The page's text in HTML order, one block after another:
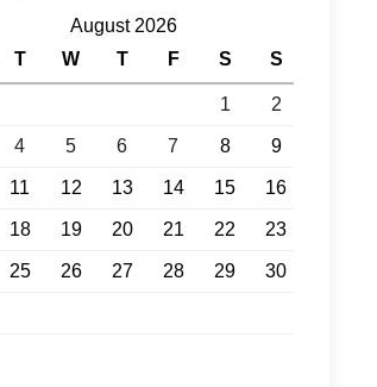
August 2026
T W T F S S
1 2
4 5 6 7 8 9
11 12 13 14 15 16
18 19 20 21 22 23
25 26 27 28 29 30